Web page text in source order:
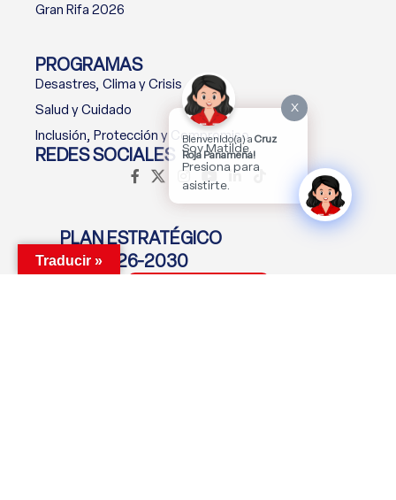
Gran Rifa 2026
PROGRAMAS
Desastres, Clima y Crisis
Salud y Cuidado
Inclusión, Protección y Compromiso
REDES SOCIALES
PLAN ESTRATÉGICO
2026-2030
Traducir »
X
Bienvenido(a) a Cruz
Roja Panameña!
Soy Matilde.
Presiona para
asistirte.